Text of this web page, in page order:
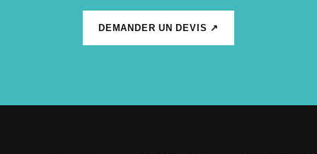
DEMANDER UN DEVIS ↗